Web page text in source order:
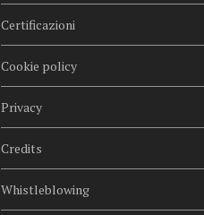
Certificazioni
Cookie policy
Privacy
Credits
Whistleblowing